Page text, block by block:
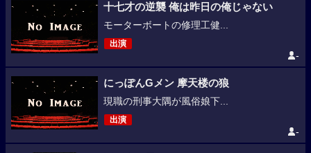
十七才の逆襲 俺は昨日の俺じゃない
モーターボートの修理工健...
出演
-
にっぽんGメン 摩天楼の狼
現職の刑事大隅が風俗娘下...
出演
-